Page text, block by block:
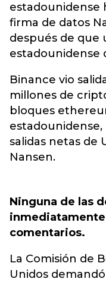
estadounidense
firma de datos
después de
estadounidense
Binance vio
millones de
bloques
estadounidense,
salidas netas de
Nansen.
Ninguna de las
comentarios.
La Comisión de
Unidos